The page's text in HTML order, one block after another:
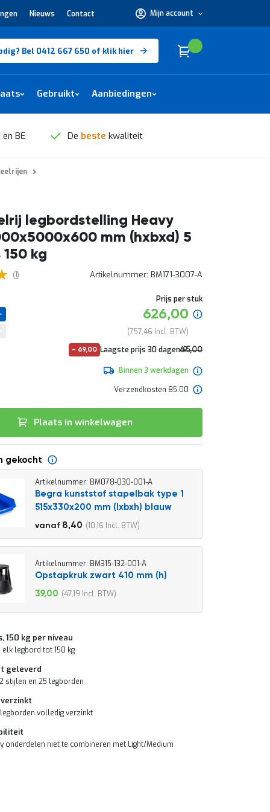
Nieuws Contact Mijn account
nodig?
Bel 0412 667 650 of klik hier Winkelwagen
Cart
Gebruikt Aanbiedingen
BE De beste kwaliteit
legbordstelling Heavy
mm (hxbxd) 5
kg
5 1omschrijving
Artikelnummer BM171-3007-A
Prijs per stuk
Speciale
prijs
626,00
757,46
- 69,00 Laagste prijs 30 dagen
Normale
695,00
Binnen 3 werkdagen
Verzendkosten 85.00
Plaats in winkelwagen
gekocht
Artikelnummer: BM078-030-001-A
Begra kunststof stapelbak type 1
515x330x200 mm (lxbxh) blauw
vanaf 8,40 10,16
9,30
11,25
Artikelnummer: BM315-132-001-A
Opstapkruk zwart 410 mm (h)
Speciale
39,00 47,19
150 kg per niveau
elk legbord tot 150 kg
geleverd
stijlen en 25 legborden
volledig verzinkt
onderdelen niet te combineren met Light/Medium